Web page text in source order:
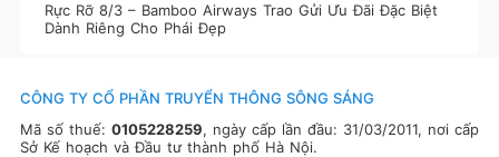
Rực Rỡ 8/3 – Bamboo Airways Trao Gửi Ưu Đãi Đặc Biệt
Dành Riêng Cho Phái Đẹp
CÔNG TY CỔ PHẦN TRUYỂN THÔNG SÔNG SÁNG
Mã số thuế: 0105228259, ngày cấp lần đầu: 31/03/2011, nơi cấp
Sở Kế hoạch và Đầu tư thành phố Hà Nội.